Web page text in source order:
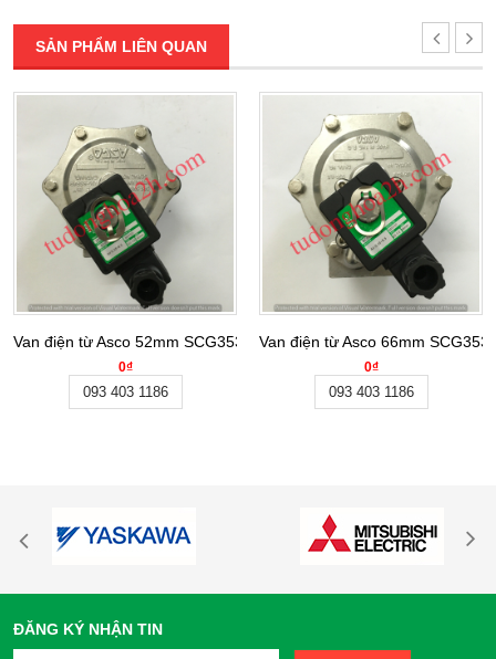
SẢN PHẨM LIÊN QUAN
Van điện từ Asco 52mm SCG353A047
0₫
093 403 1186
Van điện từ Asco 66mm
0₫
093 403 1186
ĐĂNG KÝ NHẬN TIN